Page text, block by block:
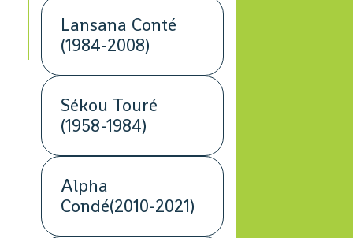
Lansana Conté
(1984-2008)
Sékou Touré
(1958-1984)
Alpha
Condé(2010-2021)